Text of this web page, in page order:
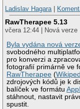
Ladislav Hagara|
RawTherapee 5.13
včera 12:44 | Nová verze
Byla vydána nová
svobodného
pro konverzi a
fotografií primárně ve
RawTherapee (
zdrojových kódů je k
balíček ve formátu
stáhnout, nastavit
spustit.